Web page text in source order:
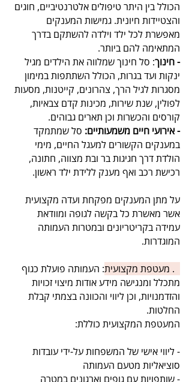
הכולל בין היתר טיפולים אלטרנטיביים, חוגים
והצטיידות חיונית. גמישות המענקים
מאפשרת לכל ילד וילדה להשתקם בדרך
המתאימה להם ביותר.
- חינוך: סל חינוך שמלווה את הילדים מגיל
ינקות ועד בגרות, הכולל השתתפות במימון
מסגרות לגיל הרך, צהרונים, קייטנות, מסעות
לפולין, שנת שירות, מכינות קדם צבאיות,
קורסים והכשרות וכן תארים גבוהים.
- אירועי חיים משמעותיים: סל שמתמקד
במענקים הקשורים למעגל החיים, מימי
הולדת דרך חגיגות בר ובת מצווה, חתונה,
רכישת רכב ואף מענק ללידת ילד ראשון.
על מתן המענקים מפקחת ועדה מקצועית
אשר מאשרת כל בקשה לגופה ומוודאת
עמידה בקריטריונים ובמטרות העמותה
המוגדרות.
: העמותה פועלת כגוף
מתכלל ומנגישה מידע אודות מיצוי זכויות
והזדמנויות, וכן ליווי והכוונה בצמתי קבלת
החלטות.
המעטפת המקצועית כוללת:
- ליווי אישי של המשפחות על-ידי עובדות
סוציאליות מטעם העמותה
- שותפויות עם גופים וארגונים במטרה